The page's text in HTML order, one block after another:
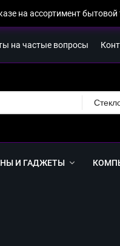
на ассортимент бытовой
на частые вопросы
И ГАДЖЕТЫ